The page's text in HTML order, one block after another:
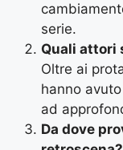
serie.
Quali attori
Oltre ai
hanno
ad
Da dove